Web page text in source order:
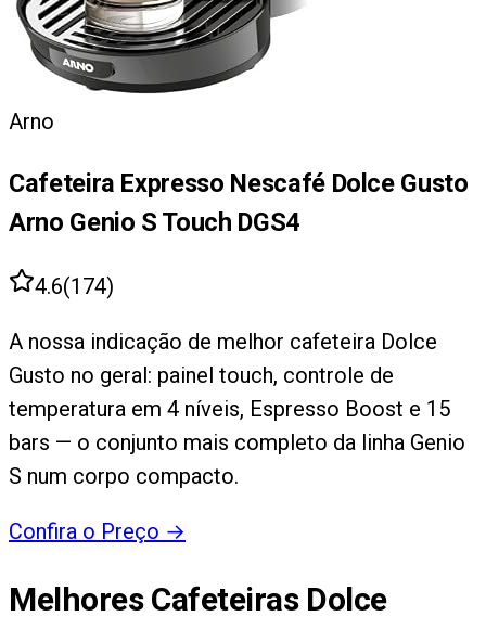
Arno
Cafeteira Expresso Nescafé Dolce Gusto
Arno Genio S Touch DGS4
4.6(174)
A nossa indicação de melhor cafeteira Dolce
Gusto no geral: painel touch, controle de
temperatura em 4 níveis, Espresso Boost e 15
bars — o conjunto mais completo da linha Genio
S num corpo compacto.
Confira o Preço →
Melhores Cafeteiras Dolce